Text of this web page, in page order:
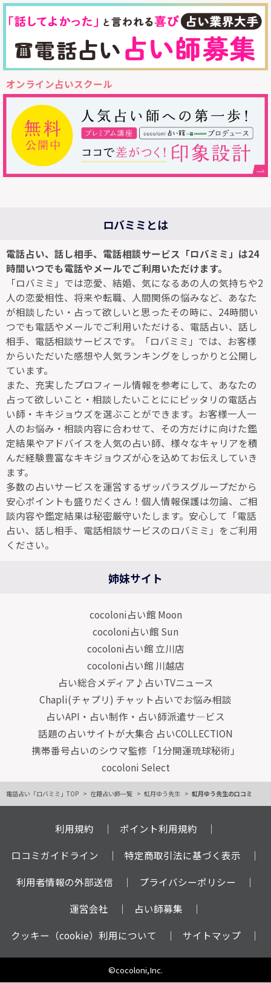
オンライン占いスクール
ロバミミとは
電話占い、話し相手、電話相談サービス「ロバミミ」は24
時間いつでも電話やメールでご利用いただけます。
「ロバミミ」では恋愛、結婚、気になるあの人の気持ちや2
人の恋愛相性、将来や転職、人間関係の悩みなど、あなた
が相談したい・占って欲しいと思ったその時に、24時間い
つでも電話やメールでご利用いただける、電話占い、話し
相手、電話相談サービスです。「ロバミミ」では、お客様
からいただいた感想や人気ランキングをしっかりと公開し
ています。
また、充実したプロフィール情報を参考にして、あなたの
占って欲しいこと・相談したいことににピッタリの電話占
い師・キキジョウズを選ぶことができます。お客様一人一
人のお悩み・相談内容に合わせて、その方だけに向けた鑑
定結果やアドバイスを人気の占い師、様々なキャリアを積
んだ経験豊富なキキジョウズが心を込めてお伝えしていき
ます。
多数の占いサービスを運営するザッパラスグループだから
安心ポイントも盛りだくさん！個人情報保護は勿論、ご相
談内容や鑑定結果は秘密厳守いたします。安心して「電話
占い、話し相手、電話相談サービスのロバミミ」をご利用
ください。
姉妹サイト
cocoloni占い館 Moon
cocoloni占い館 Sun
cocoloni占い館 立川店
cocoloni占い館 川越店
占い総合メディア♪占いTVニュース
Chapli(チャプリ) チャット占いでお悩み相談
占いAPI・占い制作・占い師派遣サ―ビス
話題の占いサイトが大集合 占いCOLLECTION
携帯番号占いのシウマ監修「1分開運琉球秘術」
cocoloni Select
電話占い「ロバミミ」TOP 在籍占い師一覧 虹月ゆう先生 虹月ゆう先生の口コミ
利用規約
ポイント利用規約
口コミガイドライン
特定商取引法に基づく表示
利用者情報の外部送信
プライバシーポリシー
運営会社
占い師募集
クッキー（cookie）利用について
サイトマップ
©cocoloni,Inc.